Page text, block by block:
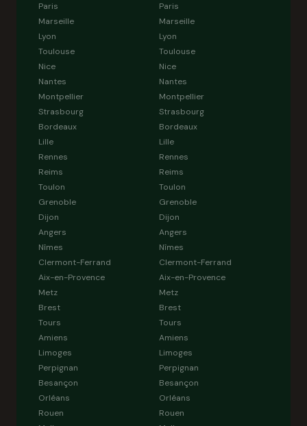
Paris
Marseille
Lyon
Toulouse
Nice
Nantes
Montpellier
Strasbourg
Bordeaux
Lille
Rennes
Reims
Toulon
Grenoble
Dijon
Angers
Nîmes
Clermont-Ferrand
Aix-en-Provence
Metz
Brest
Tours
Amiens
Limoges
Perpignan
Besançon
Orléans
Rouen
Paris
Marseille
Lyon
Toulouse
Nice
Nantes
Montpellier
Strasbourg
Bordeaux
Lille
Rennes
Reims
Toulon
Grenoble
Dijon
Angers
Nîmes
Clermont-Ferrand
Aix-en-Provence
Metz
Brest
Tours
Amiens
Limoges
Perpignan
Besançon
Orléans
Rouen